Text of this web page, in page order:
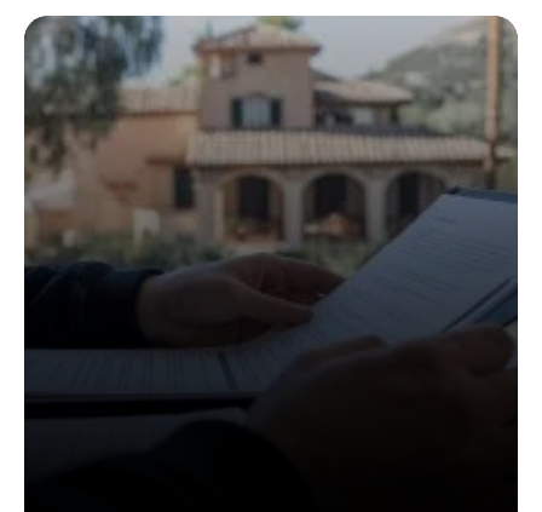
un appartement en Espagne ?
23 mai 2023